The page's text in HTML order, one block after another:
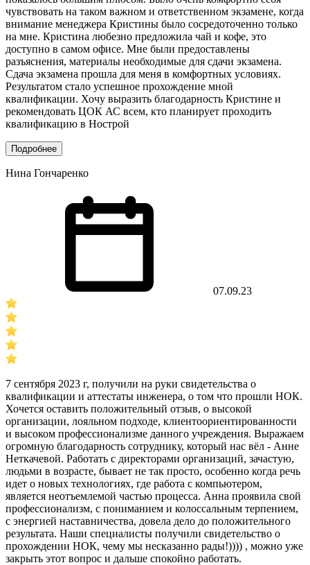
чувствовать на таком важном и ответственном экзамене, когда
внимание менеджера Кристины было сосредоточенно только
на мне. Кристина любезно предложила чай и кофе, это
доступно в самом офисе. Мне были предоставлены
разъяснения, материалы необходимые для сдачи экзамена.
Сдача экзамена прошла для меня в комфортных условиях.
Результатом стало успешное прохождение мной
квалификации. Хочу выразить благодарность Кристине и
рекомендовать ЦОК АС всем, кто планирует проходить
квалификацию в Нострой
Подробнее
Нина Гончаренко
07.09.23
7 сентября 2023 г, получили на руки свидетельства о
квалификации и аттестаты инженера, о том что прошли НОК.
Хочется оставить положительный отзыв, о высокой
организации, лояльном подходе, клиентоориентированности
и высоком профессионализме данного учреждения. Выражаем
огромную благодарность сотруднику, который нас вёл - Анне
Неткачевой. Работать с директорами организаций, зачастую,
людьми в возрасте, бывает не так просто, особенно когда речь
идет о новых технологиях, где работа с компьютером,
является неотъемлемой частью процесса. Анна проявила свой
профессионализм, с пониманием и колоссальным терпением,
с энергией наставничества, довела дело до положительного
результата. Наши специалисты получили свидетельство о
прохождении НОК, чему мы несказанно рады!)))) , можно уже
закрыть этот вопрос и дальше спокойно работать.